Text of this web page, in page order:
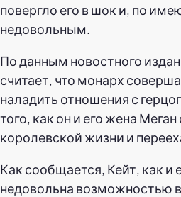
повергло его в шок и, по
недовольным.
По данным новостного
считает, что монарх
наладить отношения с
того, как он и его жена
королевской жизни и
Как сообщается, Кейт, как и
недовольна возможностью